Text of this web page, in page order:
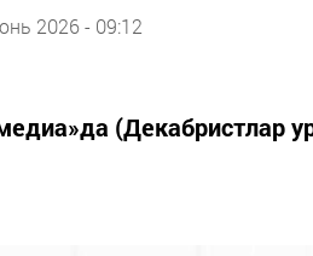
2026 - 09:12
(Декабристлар